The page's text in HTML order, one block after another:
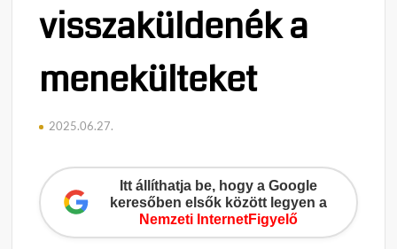
visszaküldenék a
menekülteket
2025.06.27.
Itt állíthatja be, hogy a Google
keresőben elsők között legyen a
Nemzeti InternetFigyelő